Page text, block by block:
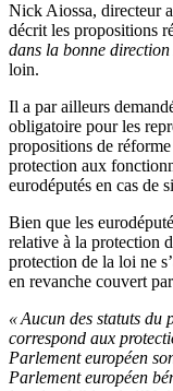
Nick Aiossa, directeur
décrit les propositions
dans la bonne direction
loin.
Il a par ailleurs
obligatoire pour les
propositions de
protection aux
eurodéputés en cas de
Bien que les
relative à la protection
protection de la loi ne
en revanche couvert
« Aucun des statuts du
correspond aux
Parlement européen
Parlement européen